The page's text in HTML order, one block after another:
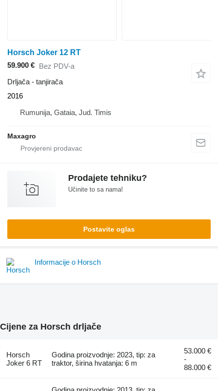
Horsch Joker 12 RT
59.900 € Bez PDV-a
Drljača - tanjirača
2016
Rumunija, Gataia, Jud. Timis
Maxagro
Prodajete tehniku?
Učinite to sa nama!
Postavite oglas
Informacije o Horsch
Cijene za Horsch drljače
Horsch
Joker 6 RT
Godina proizvodnje: 2023, tip: za
traktor, širina hvatanja: 6 m
53.000 €
-
88.000 €